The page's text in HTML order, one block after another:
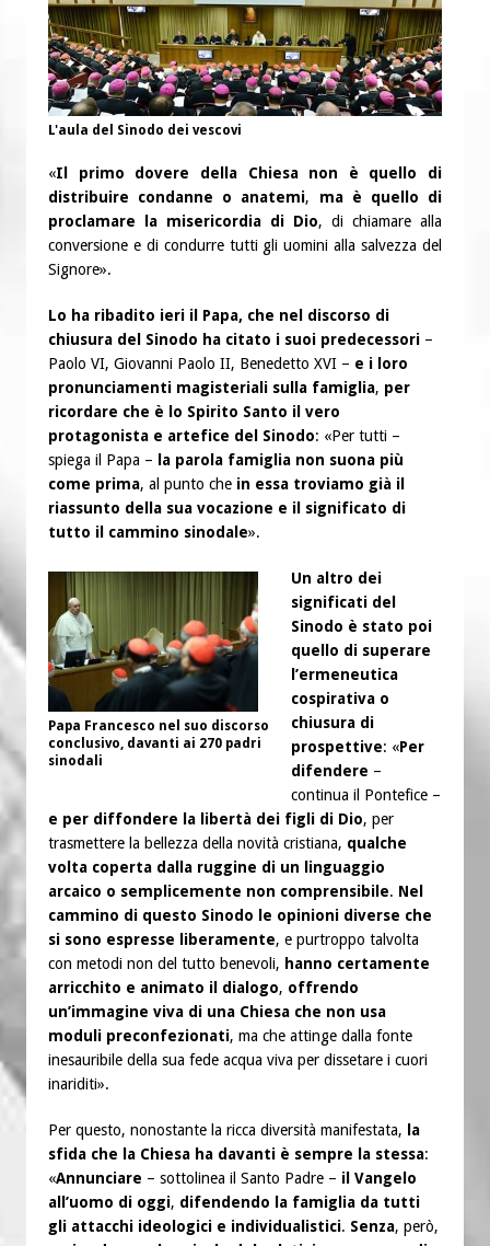
L'aula del Sinodo dei vescovi
«Il primo dovere della Chiesa non è quello di
distribuire condanne o anatemi, ma è quello di
proclamare la misericordia di Dio, di chiamare alla
conversione e di condurre tutti gli uomini alla salvezza del
Signore».
Lo ha ribadito ieri il Papa, che nel discorso di
chiusura del Sinodo ha citato i suoi predecessori –
Paolo VI, Giovanni Paolo II, Benedetto XVI – e i loro
pronunciamenti magisteriali sulla famiglia, per
ricordare che è lo Spirito Santo il vero
protagonista e artefice del Sinodo: «Per tutti –
spiega il Papa –
la parola famiglia non suona più
come prima, al punto che in essa troviamo già il
riassunto della sua vocazione e il significato di
tutto il cammino sinodale».
Papa Francesco nel suo discorso
conclusivo, davanti ai 270 padri
sinodali
Un altro dei
significati del
Sinodo è stato poi
quello di superare
l’ermeneutica
cospirativa o
chiusura di
prospettive: «Per
difendere –
continua il Pontefice –
e per diffondere la libertà dei figli di Dio, per
trasmettere la bellezza della novità cristiana, qualche
volta coperta dalla ruggine di un linguaggio
arcaico o semplicemente non comprensibile. Nel
cammino di questo Sinodo le opinioni diverse che
si sono espresse liberamente, e purtroppo talvolta
con metodi non del tutto benevoli, hanno certamente
arricchito e animato il dialogo, offrendo
un’immagine viva di una Chiesa che non usa
moduli preconfezionati, ma che attinge dalla fonte
inesauribile della sua fede acqua viva per dissetare i cuori
inariditi».
Per questo, nonostante la ricca diversità manifestata, la
sfida che la Chiesa ha davanti è sempre la stessa:
«Annunciare – sottolinea il Santo Padre – il Vangelo
all’uomo di oggi, difendendo la famiglia da tutti
gli attacchi ideologici e individualistici. Senza, però,